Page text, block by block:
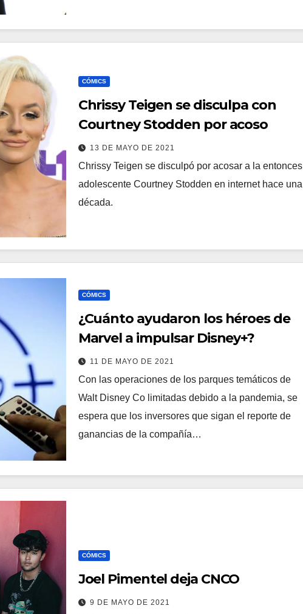
CÓMICS
Chrissy Teigen se disculpa con
Courtney Stodden por acoso
13 DE MAYO DE 2021
Chrissy Teigen se disculpó por acosar a la entonces
adolescente Courtney Stodden en internet hace una
década.
CÓMICS
¿Cuánto ayudaron los héroes de
Marvel a impulsar Disney+?
11 DE MAYO DE 2021
Con las operaciones de los parques temáticos de
Walt Disney Co limitadas debido a la pandemia, se
espera que los inversores que sigan el reporte de
ganancias de la compañía…
CÓMICS
Joel Pimentel deja CNCO
9 DE MAYO DE 2021